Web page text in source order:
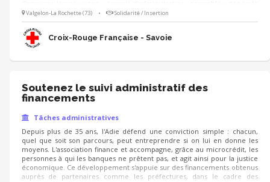
Les aspects administratifs sont indispensables à la continuation de nos
activités, tu seras un maillon essentiel de l’action de l’association ! Tu es
polyvalent et organisé ? Rejoins-nous ! 🙂
Valgelon-La Rochette (73) • Solidarité / Insertion
Croix-Rouge Française - Savoie
Soutenez le suivi administratif des
financements
Tâches administratives
Depuis plus de 35 ans, l'Adie défend une conviction simple : chacun,
quel que soit son parcours, peut entreprendre si on lui en donne les
moyens. L'association finance et accompagne, grâce au microcrédit, les
personnes à qui les banques ne prêtent pas, et agit ainsi pour la justice
économique. Ce développement s'appuie sur des financements obtenus
auprès de partenaires comme les préfectures, dans le cadre des